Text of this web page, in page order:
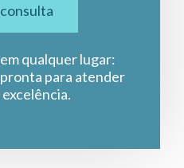
qualquer lugar:
para atender